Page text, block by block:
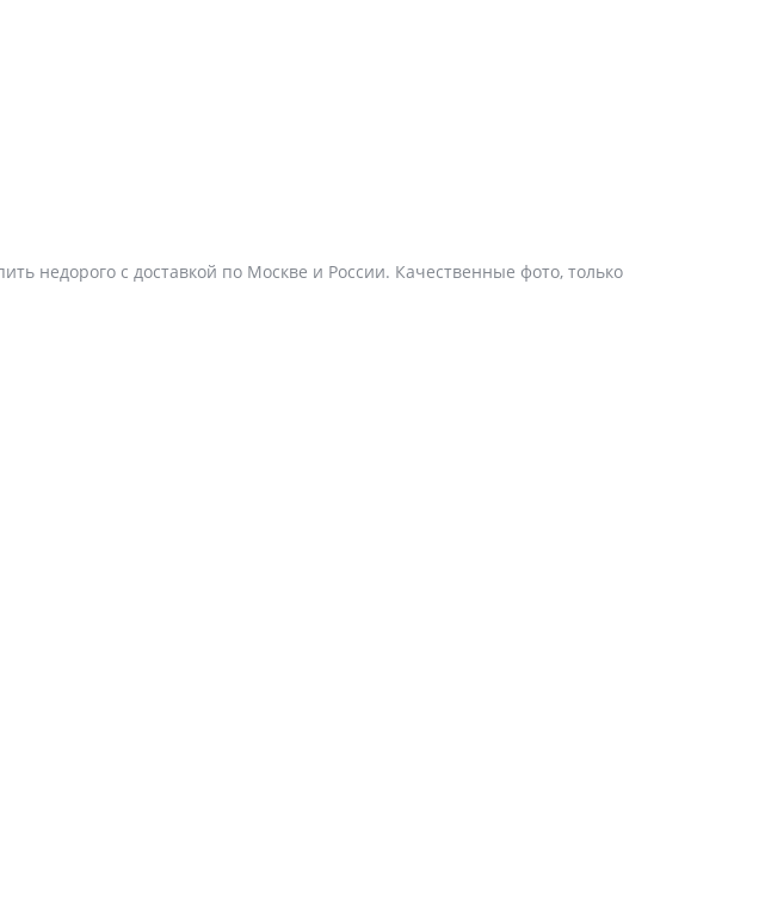
недорого с доставкой по Москве и России. Качественные фото, только